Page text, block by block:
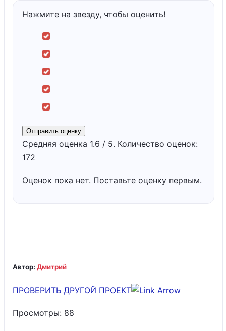
Нажмите на звезду, чтобы оценить!
Отправить оценку
Средняя оценка 1.6 / 5. Количество оценок:
172
Оценок пока нет. Поставьте оценку первым.
Автор: Дмитрий
ПРОВЕРИТЬ ДРУГОЙ ПРОЕКТ
Просмотры: 88